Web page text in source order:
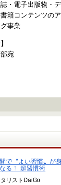
・電子出版物・
籍コンテンツの
事業
宛
で〝よい習慣〟が
る！ 超習慣術
リストDaiGo